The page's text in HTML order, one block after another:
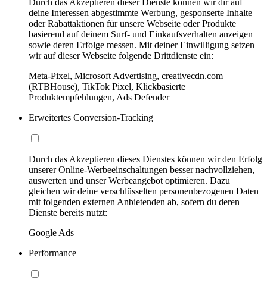
Durch das Akzeptieren dieser Dienste können wir dir auf
deine Interessen abgestimmte Werbung, gesponserte Inhalte
oder Rabattaktionen für unsere Webseite oder Produkte
basierend auf deinem Surf- und Einkaufsverhalten anzeigen
sowie deren Erfolge messen. Mit deiner Einwilligung setzen
wir auf dieser Webseite folgende Drittdienste ein:
Meta-Pixel, Microsoft Advertising, creativecdn.com
(RTBHouse), TikTok Pixel, Klickbasierte
Produktempfehlungen, Ads Defender
Erweitertes Conversion-Tracking
Durch das Akzeptieren dieses Dienstes können wir den Erfolg
unserer Online-Werbeeinschaltungen besser nachvollziehen,
auswerten und unser Werbeangebot optimieren. Dazu
gleichen wir deine verschlüsselten personenbezogenen Daten
mit folgenden externen Anbietenden ab, sofern du deren
Dienste bereits nutzt:
Google Ads
Performance